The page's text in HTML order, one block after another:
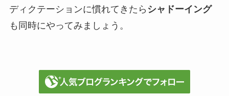
ディクテーションに慣れてきたら シャドーイング
も同時にやってみましょう。